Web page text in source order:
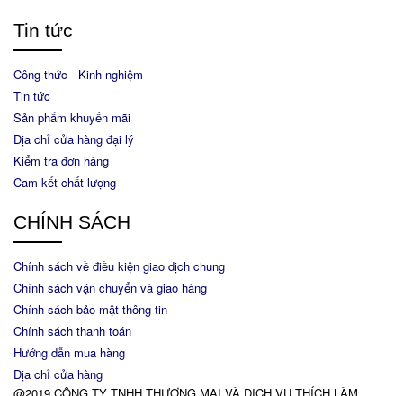
Tin tức
Công thức - Kinh nghiệm
Tin tức
Sản phẩm khuyến mãi
Địa chỉ cửa hàng đại lý
Kiểm tra đơn hàng
Cam kết chất lượng
CHÍNH SÁCH
Chính sách về điều kiện giao dịch chung
Chính sách vận chuyển và giao hàng
Chính sách bảo mật thông tin
Chính sách thanh toán
Hướng dẫn mua hàng
Địa chỉ cửa hàng